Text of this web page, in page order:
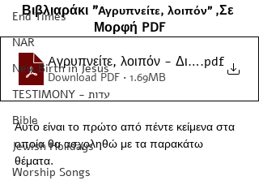
End Times
NAR
New Birth in Jesus
TESTIMONY - עדות
Bible
Jewish Holidays
Worship Songs
Βιβλιαράκι "Αγρυπνείτε, λοιπόν" ,Σε
Μορφή PDF
Aγρυπνείτε, λοιπόν - Διονύσης
.pdf
Download PDF • 1.69MB
Αυτό είναι το πρώτο από πέντε κείμενα στα
οποία θα ασχοληθώ με τα παρακάτω
θέματα.